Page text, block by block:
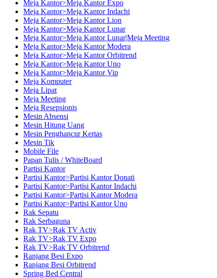
Meja Kantor>Meja Kantor Expo
Meja Kantor>Meja Kantor Indachi
Meja Kantor>Meja Kantor Lion
Meja Kantor>Meja Kantor Lunar
Meja Kantor>Meja Kantor Lunar|Meja Meeting
Meja Kantor>Meja Kantor Modera
Meja Kantor>Meja Kantor Orbitrend
Meja Kantor>Meja Kantor Uno
Meja Kantor>Meja Kantor Vip
Meja Komputer
Meja Lipat
Meja Meeting
Meja Resepsionis
Mesin Absensi
Mesin Hitung Uang
Mesin Penghancur Kertas
Mesin Tik
Mobile File
Papan Tulis / WhiteBoard
Partisi Kantor
Partisi Kantor>Partisi Kantor Donati
Partisi Kantor>Partisi Kantor Indachi
Partisi Kantor>Partisi Kantor Modera
Partisi Kantor>Partisi Kantor Uno
Rak Sepatu
Rak Serbaguna
Rak TV>Rak TV Activ
Rak TV>Rak TV Expo
Rak TV>Rak TV Orbitrend
Ranjang Besi Expo
Ranjang Besi Orbitrend
Spring Bed Central